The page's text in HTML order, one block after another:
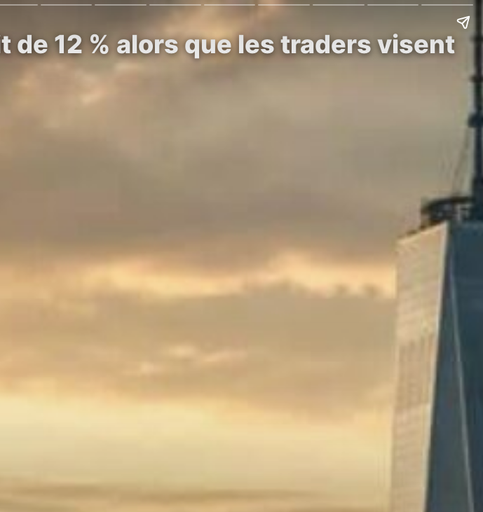
12 % alors que les traders visent